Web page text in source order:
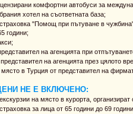
комфортни автобуси за
хотел на съответната база;
"Помощ при пътуване в
години;
на агенцията при
на агенцията през цялото
в Турция от представител на
НЕ Е ВКЛЮЧЕНО:
на място в курорта,
за лица от 65 години до 69